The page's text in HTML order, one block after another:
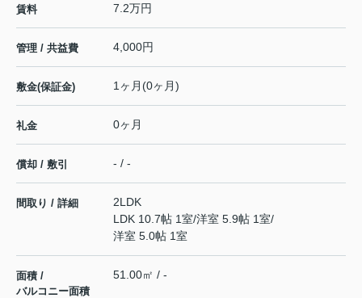
賃料 7.2万円
管理 / 共益費 4,000円
敷金(保証金) 1ヶ月(0ヶ月)
礼金 0ヶ月
償却 / 敷引 - / -
間取り / 詳細
2LDK
LDK 10.7帖 1室/洋室 5.9帖 1室/
洋室 5.0帖 1室
面積 /
バルコニー面積
51.00㎡ / -